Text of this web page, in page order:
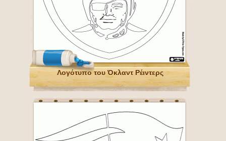
Λογότυπο του Όκλαντ Ρέιντερς